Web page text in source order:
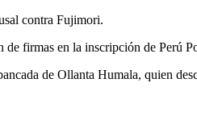
contra Fujimori.
firmas en la inscripción de Perú
de Ollanta Humala, quien